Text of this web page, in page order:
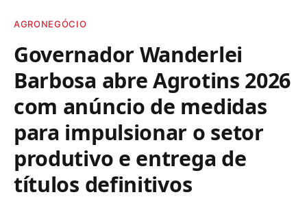
AGRONEGÓCIO
Governador Wanderlei
Barbosa abre Agrotins 2026
com anúncio de medidas
para impulsionar o setor
produtivo e entrega de
títulos definitivos